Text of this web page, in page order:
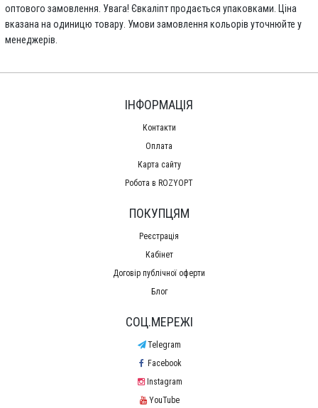
оптового замовлення. Увага! Євкаліпт продається упаковками. Ціна
вказана на одиницю товару. Умови замовлення кольорів уточнюйте у
менеджерів.
ІНФОРМАЦІЯ
Контакти
Оплата
Карта сайту
Робота в ROZYOPT
ПОКУПЦЯМ
Реєстрація
Кабінет
Договір публічної оферти
Блог
СОЦ.МЕРЕЖІ
Telegram
Facebook
Instagram
YouTube